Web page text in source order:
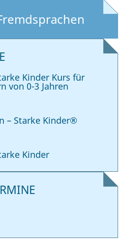
Kinder Kurs für
von 0-3 Jahren
– Starke Kinder®
Kinder